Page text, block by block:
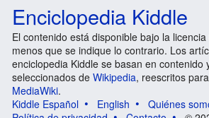
Enciclopedia Kiddle
El contenido está disponible bajo la licencia
menos que se indique lo contrario. Los
enciclopedia Kiddle se basan en contenido
seleccionados de Wikipedia, reescritos
MediaWiki.
Kiddle Español
English
Quiénes